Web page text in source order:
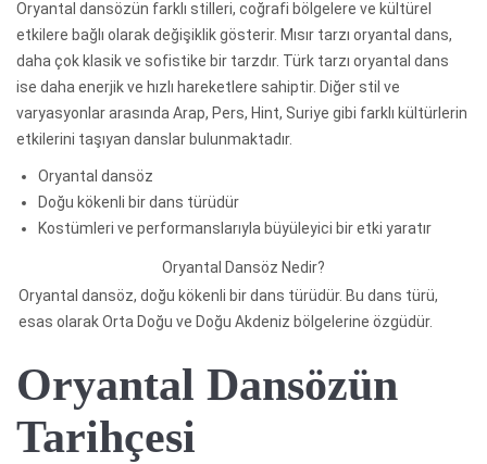
Oryantal dansözün farklı stilleri, coğrafi bölgelere ve kültürel
etkilere bağlı olarak değişiklik gösterir. Mısır tarzı oryantal dans,
daha çok klasik ve sofistike bir tarzdır. Türk tarzı oryantal dans
ise daha enerjik ve hızlı hareketlere sahiptir. Diğer stil ve
varyasyonlar arasında Arap, Pers, Hint, Suriye gibi farklı kültürlerin
etkilerini taşıyan danslar bulunmaktadır.
Oryantal dansöz
Doğu kökenli bir dans türüdür
Kostümleri ve performanslarıyla büyüleyici bir etki yaratır
Oryantal Dansöz Nedir?
Oryantal dansöz, doğu kökenli bir dans türüdür. Bu dans türü,
esas olarak Orta Doğu ve Doğu Akdeniz bölgelerine özgüdür.
Oryantal Dansözün
Tarihçesi